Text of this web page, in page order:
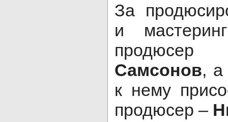
За
и
Самсонов, а
к нему
продюсер –